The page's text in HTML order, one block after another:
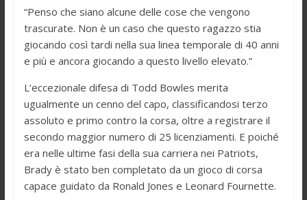
“Penso che siano alcune delle cose che vengono
trascurate. Non è un caso che questo ragazzo stia
giocando così tardi nella sua linea temporale di 40 anni
e più e ancora giocando a questo livello elevato.”
L’eccezionale difesa di Todd Bowles merita
ugualmente un cenno del capo, classificandosi terzo
assoluto e primo contro la corsa, oltre a registrare il
secondo maggior numero di 25 licenziamenti. E poiché
era nelle ultime fasi della sua carriera nei Patriots,
Brady è stato ben completato da un gioco di corsa
capace guidato da Ronald Jones e Leonard Fournette.